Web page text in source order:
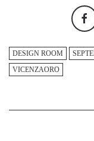
DESIGN ROOM
VICENZAORO